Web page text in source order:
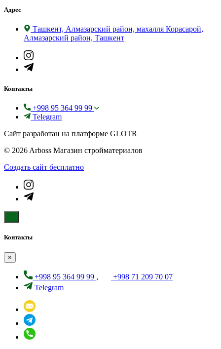
Адрес
Ташкент, Алмазарский район, махалля Корасарой,
Алмазарский район, Ташкент
Контакты
+998 95 364 99 99
Telegram
Сайт разработан на платформе GLOTR
© 2026 Arboss Магазин стройматериалов
Создать cайт бесплатно
Контакты
×
+998 95 364 99 99 ,
+998 71 209 70 07
Telegram